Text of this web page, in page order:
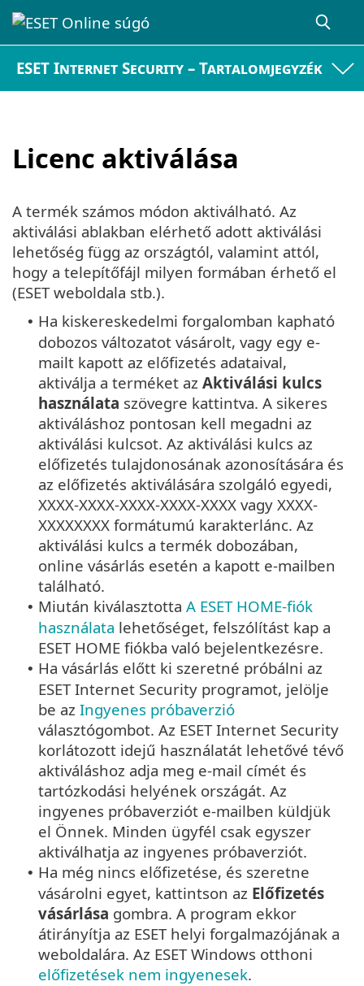
ESET Internet Security – Tartalomjegyzék
Licenc aktiválása
A termék számos módon aktiválható. Az
aktiválási ablakban elérhető adott aktiválási
lehetőség függ az országtól, valamint attól,
hogy a telepítőfájl milyen formában érhető el
(ESET weboldala stb.).
• Ha kiskereskedelmi forgalomban kapható
dobozos változatot vásárolt, vagy egy e-
mailt kapott az előfizetés adataival,
aktiválja a terméket az Aktiválási kulcs
használata szövegre kattintva. A sikeres
aktiváláshoz pontosan kell megadni az
aktiválási kulcsot. Az aktiválási kulcs az
előfizetés tulajdonosának azonosítására és
az előfizetés aktiválására szolgáló egyedi,
XXXX-XXXX-XXXX-XXXX-XXXX vagy XXXX-
XXXXXXXX formátumú karakterlánc. Az
aktiválási kulcs a termék dobozában,
online vásárlás esetén a kapott e-mailben
található.
• Miután kiválasztotta A ESET HOME-fiók
használata lehetőséget, felszólítást kap a
ESET HOME fiókba való bejelentkezésre.
• Ha vásárlás előtt ki szeretné próbálni az
ESET Internet Security programot, jelölje
be az Ingyenes próbaverzió
választógombot. Az ESET Internet Security
korlátozott idejű használatát lehetővé tévő
aktiváláshoz adja meg e-mail címét és
tartózkodási helyének országát. Az
ingyenes próbaverziót e-mailben küldjük
el Önnek. Minden ügyfél csak egyszer
aktiválhatja az ingyenes próbaverziót.
• Ha még nincs előfizetése, és szeretne
vásárolni egyet, kattintson az Előfizetés
vásárlása gombra. A program ekkor
átirányítja az ESET helyi forgalmazójának a
weboldalára. Az ESET Windows otthoni
előfizetések nem ingyenesek.